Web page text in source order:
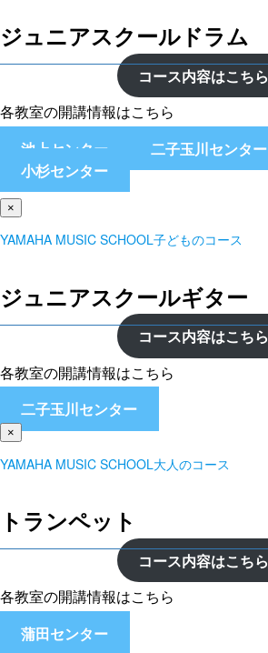
ジュニアスクールドラム
コース内容はこちら
各教室の開講情報はこちら
池上センター
二子玉川センター
小杉センター
×
YAMAHA MUSIC SCHOOL子どものコース
ジュニアスクールギター
コース内容はこちら
各教室の開講情報はこちら
二子玉川センター
×
YAMAHA MUSIC SCHOOL大人のコース
トランペット
コース内容はこちら
各教室の開講情報はこちら
蒲田センター